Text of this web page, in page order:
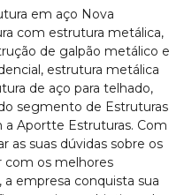
em aço Nova
com estrutura metálica,
de galpão metálico e
estrutura metálica
de aço para telhado,
segmento de Estruturas
Aportte Estruturas. Com
as suas dúvidas sobre os
com os melhores
a empresa conquista sua